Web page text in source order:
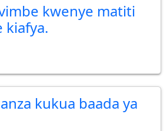
kwenye matiti
kiafya.
kukua baada ya